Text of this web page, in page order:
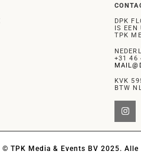
DPK
IS EEN
TPK
+31 46
KVK
BTW
© TPK Media & Events BV 2025.